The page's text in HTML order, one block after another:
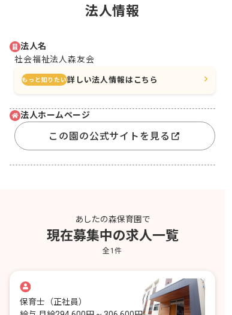
法人情報
法人名
社会福祉法人森友会
もっと知りたい詳しい法人情報はこちら
法人ホームページ
この園の公式サイトを見る
あしたの森保育園で
現在募集中の求人一覧
全 1件
保育士 （正社員）